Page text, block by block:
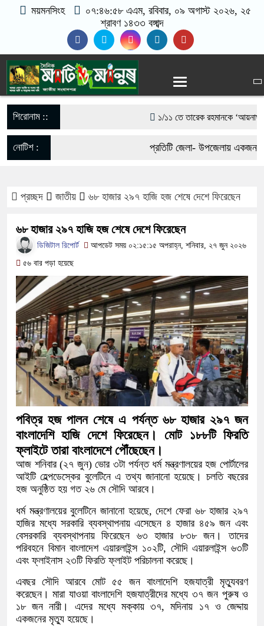
ময়মনসিংহ ০৭:৪৬:৫৮ এএম, রবিবার, ০৯ অগাস্ট ২০২৬, ২৫
শ্রাবণ ১৪৩৩ বঙ্গাব্দ
শিরোনাম :: ১/১১ তে তারেক রহমানকে ‘আয়নাঘরে’
গণঅভ্যুত্থানের সঙ্গে প্রথম বেইমানি
সরকারের কাজে কোনো গাফিলতি হলে
মিয়ানমার সীমান্ত থেকে ৪০ হাজার
গড়ার আহ্বান
নেত্রকোনায় অগ্নিকাণ্ডে ক্ষতিগ্রস্ত
একটি চিঠিই বদলে দিল ৫ম শ্রেণির
শাস্তির বদলে সাভারের ওসি পদে
পড়েছে মেহেরপুরবাসী
দিনাজপুর পলিটেকনিক ইনস্টিটিউটের
আনুষ্ঠানিক উদ্বোধন
পূর্বধলায় কেন্দ্রীয় মন্দিরের ৭১ সদস্যের
হস্তান্তর
নোটিশ : প্রতিটি জেলা- উপজেলায় একজন
017-11684104, 013-
প্রচ্ছদ জাতীয় ৬৮ হাজার ২৯৭ হাজি হজ শেষে দেশে ফিরেছেন
৬৮ হাজার ২৯৭ হাজি হজ শেষে দেশে ফিরেছেন
ডিজিটাল রিপোর্ট
আপডেট সময় ০২:১৫:১৫ অপরাহ্ন, শনিবার, ২৭ জুন ২০২৬
৫৬ বার পড়া হয়েছে
পবিত্র হজ পালন শেষে এ পর্যন্ত ৬৮ হাজার ২৯৭ জন
বাংলাদেশি হাজি দেশে ফিরেছেন। মোট ১৮৮টি ফিরতি
ফ্লাইটে তারা বাংলাদেশে পৌঁছেছেন।
আজ শনিবার (২৭ জুন) ভোর ৩টা পর্যন্ত ধর্ম মন্ত্রণালয়ের হজ পোর্টালের
আইটি হেল্পডেস্কের বুলেটিনে এ তথ্য জানানো হয়েছে। চলতি বছরের
হজ অনুষ্ঠিত হয় গত ২৬ মে সৌদি আরবে।
ধর্ম মন্ত্রণালয়ের বুলেটিনে জানানো হয়েছে, দেশে ফেরা ৬৮ হাজার ২৯৭
হাজির মধ্যে সরকারি ব্যবস্থাপনায় এসেছেন ৪ হাজার ৪৫৯ জন এবং
বেসরকারি ব্যবস্থাপনায় ফিরেছেন ৬৩ হাজার ৮৩৮ জন। তাদের
পরিবহনে বিমান বাংলাদেশ এয়ারলাইন্স ১০২টি, সৌদি এয়ারলাইন্স ৬৩টি
এবং ফ্লাইনাস ২৩টি ফিরতি ফ্লাইট পরিচালনা করেছে।
এবছর সৌদি আরবে মোট ৫৫ জন বাংলাদেশি হজযাত্রী মৃত্যুবরণ
করেছেন। মারা যাওয়া বাংলাদেশি হজযাত্রীদের মধ্যে ৩৭ জন পুরুষ ও
১৮ জন নারী। এদের মধ্যে মক্কায় ৩৭, মদিনায় ১৭ ও জেদ্দায়
একজনের মৃত্যু হয়েছে।